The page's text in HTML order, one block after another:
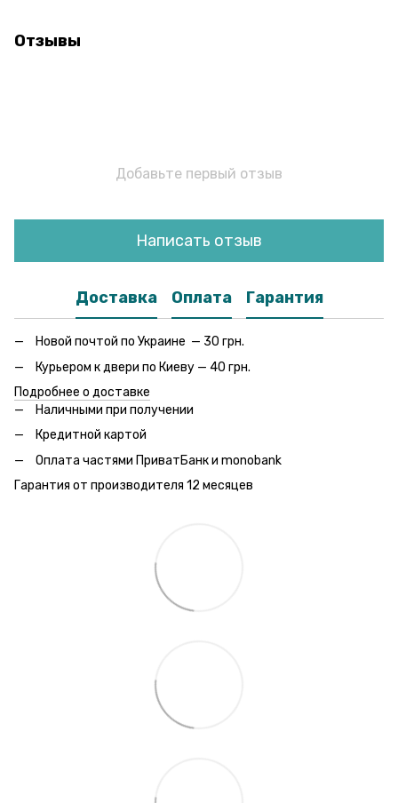
Отзывы
Добавьте первый отзыв
Написать отзыв
Доставка Оплата Гарантия
Новой почтой по Украине — 30 грн.
Курьером к двери по Киеву — 40 грн.
Подробнее о доставке
Наличными при получении
Кредитной картой
Оплата частями ПриватБанк и monobank
Гарантия от производителя 12 месяцев